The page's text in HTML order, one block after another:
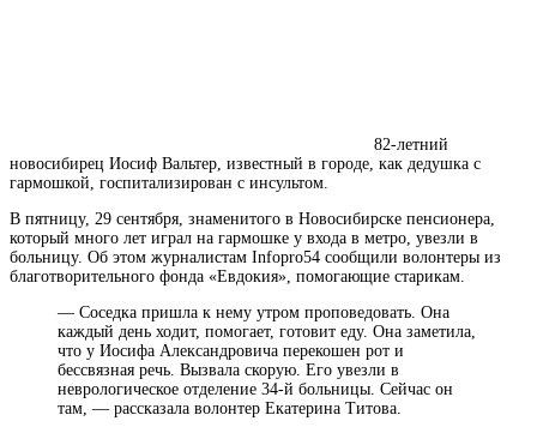
82-летний
новосибирец Иосиф Вальтер, известный в городе, как дедушка с
гармошкой, госпитализирован с инсультом.
В пятницу, 29 сентября, знаменитого в Новосибирске пенсионера,
который много лет играл на гармошке у входа в метро, увезли в
больницу. Об этом журналистам Infopro54 сообщили волонтеры из
благотворительного фонда «Евдокия», помогающие старикам.
― Соседка пришла к нему утром проповедовать. Она
каждый день ходит, помогает, готовит еду. Она заметила,
что у Иосифа Александровича перекошен рот и
бессвязная речь. Вызвала скорую. Его увезли в
неврологическое отделение 34-й больницы. Сейчас он
там, ― рассказала волонтер Екатерина Титова.